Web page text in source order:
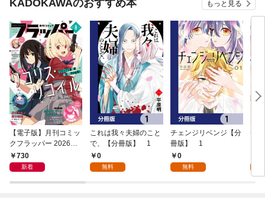
KADOKAWAのおすすめ本 もっと見る
【電子版】月刊コミッ
クフラッパー 2026年9
月号730
新着
これは我々夫婦のこと
で、【分冊版】 1
0
無料
チェンジリベンジ【分
冊版】 1
0
無料
チ